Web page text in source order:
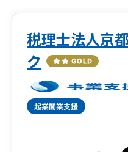
税理士法人京
ク